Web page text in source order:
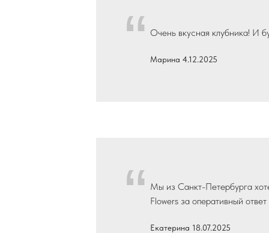
“ Очень вкусная клубника! И
Марина 4.12.2025
“ Мы из Санкт-Петербурга
Flowers за оперативный
Екатерина 18.07.2025